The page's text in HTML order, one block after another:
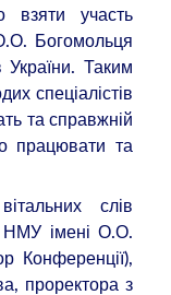
взяти участь
Богомольця
України. Таким
спеціалістів
та справжній
працювати та
слів
НМУ імені О.О.
Конференції),
проректора з